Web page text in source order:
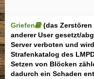
Griefen
(das Zerstören
anderer User gesetzt/
Server verboten und
Strafenkatalog des
Setzen von Blöcken
dadurch ein Schaden